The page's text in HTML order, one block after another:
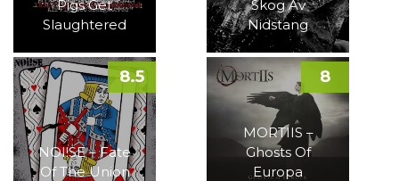
Pigs Get
Slaughtered
Skog Av
Nidstang
NOI!SE – Fate
Of The Union
8.5
MORTIIS –
Ghosts Of
Europa
8